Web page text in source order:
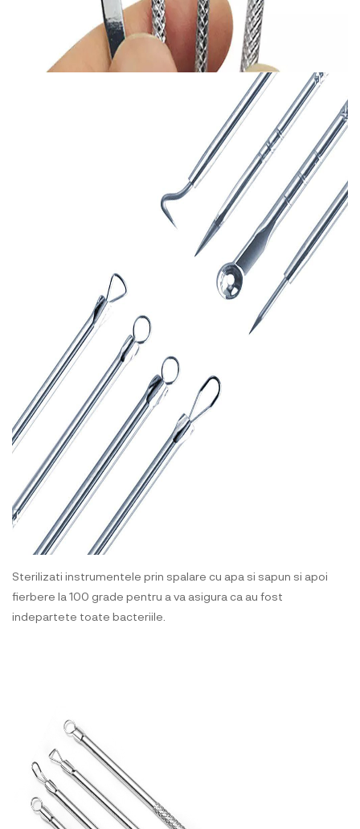
Sterilizati instrumentele prin spalare cu apa si sapun si apoi
fierbere la 100 grade pentru a va asigura ca au fost
indepartete toate bacteriile.